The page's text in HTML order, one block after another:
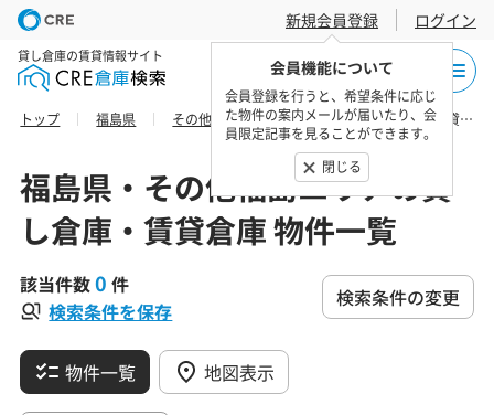
新規会員登録
会員機能について
会員登録を行うと、希望条件に応じ
た物件の案内メールが届いたり、会
員限定記事を見ることができます。
閉じる
ログイン
貸し倉庫の賃貸情報サイト
トップ 福島県 その他福島エリア 福島市の貸し倉庫・賃貸倉庫 物件一覧
福島県・その他福島エリアの貸
し倉庫・賃貸倉庫 物件一覧
該当件数0 件
検索条件を保存
検索条件の変更
物件一覧 地図表示